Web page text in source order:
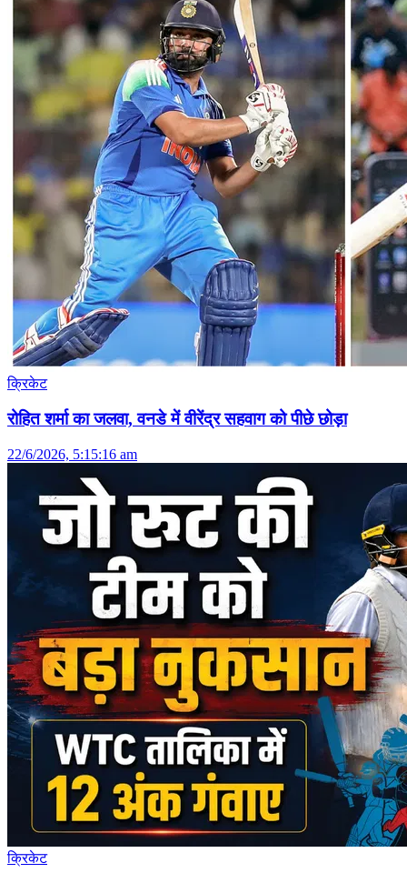
क्रिकेट
रोहित शर्मा का जलवा, वनडे में वीरेंद्र सहवाग को पीछे छोड़ा
22/6/2026, 5:15:16 am
क्रिकेट